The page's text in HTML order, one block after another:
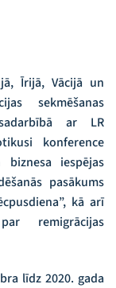
Īrijā, Vācijā un
sekmēšanas
ar LR
konference
iespējas
pasākums
kā arī
remigrācijas
līdz 2020. gada